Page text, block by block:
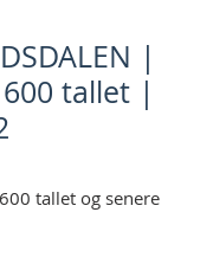
|
tallet |
tallet og senere